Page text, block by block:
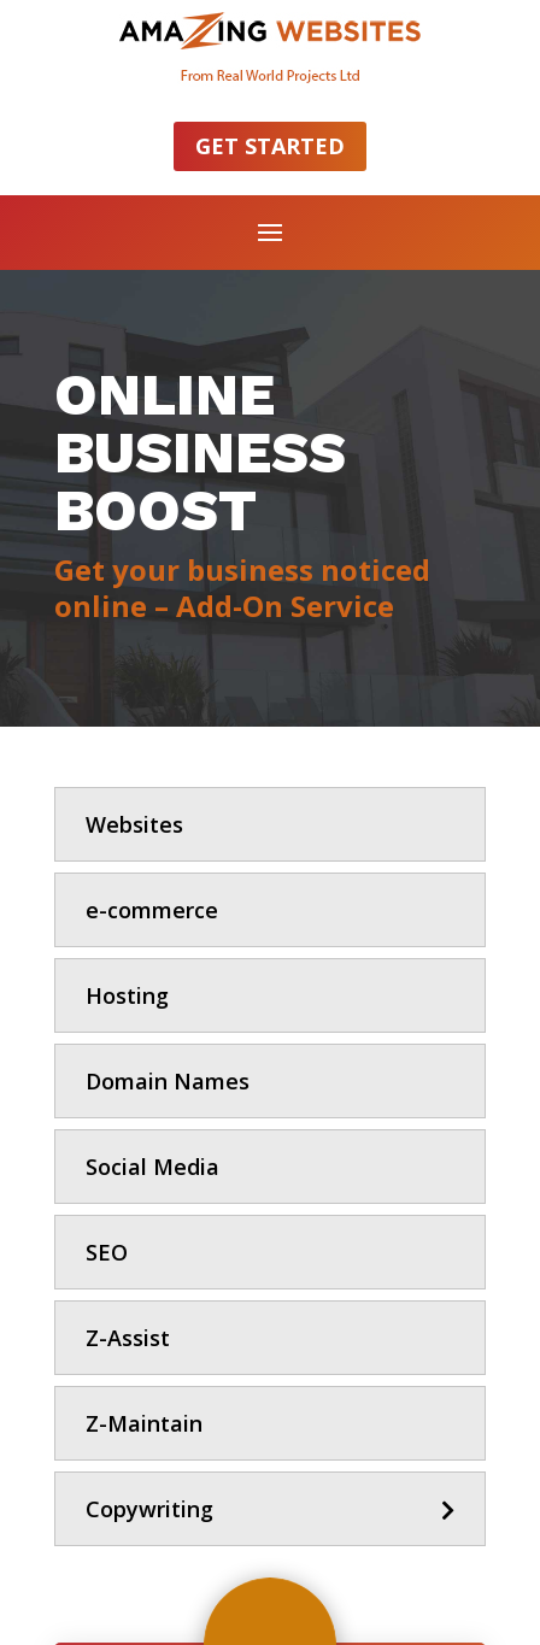
GET STARTED
ONLINE
BUSINESS
BOOST
Get your business noticed
online – Add-On Service
Websites
e-commerce
Hosting
Domain Names
Social Media
SEO
Z-Assist
Z-Maintain
Copywriting